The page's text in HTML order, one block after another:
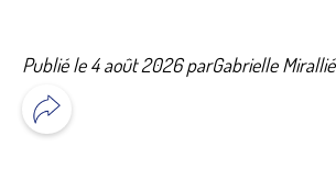
Publié le 4 août 2026 parGabrielle Mirallié